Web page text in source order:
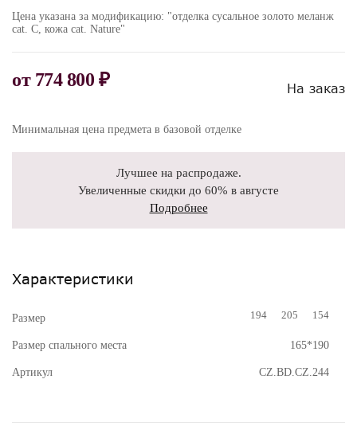
Цена указана за модификацию: "отделка сусальное золото меланж
cat. C, кожа cat. Nature"
от 774 800 ₽ На заказ
Минимальная цена предмета в базовой отделке
Лучшее на распродаже.
Увеличенные скидки до 60% в августе
Подробнее
Характеристики
Размер 194 205 154
Размер спального места 165*190
Артикул CZ.BD.CZ.244